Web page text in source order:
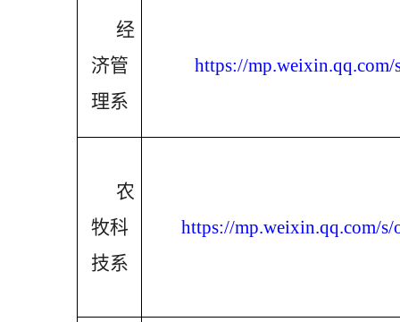
经
济管
理系
https://
农
牧科
技系
https://mp.weixin.qq.com/